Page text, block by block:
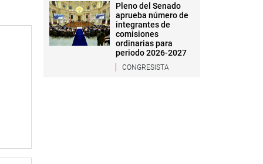
Pleno del Senado
aprueba número de
integrantes de
comisiones
ordinarias para
periodo 2026-2027
CONGRESISTA